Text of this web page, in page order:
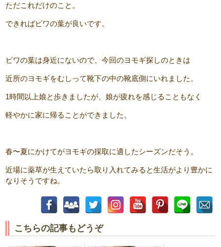
ただこれだけのこと。
できればビワの葉が良いです。
ビワの葉は身近にないので、今回のヨモギ探しのときは
近所のヨモギをむしって靴下の中の靴底側にいれました。
1時間以上娘と歩きましたが、娘が疲れを感じることもなく
軽やかに家に帰ることができました。
春〜夏にかけてがヨモギの採取に適したシーズンだそう。
近場に薬草が生えていたら取り入れてみると生活がより豊かに
なりそうですね。
こちらの記事もどうぞ